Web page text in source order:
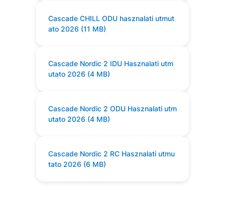
Cascade CHILL ODU hasznalati utmut
ato 2026 (11 MB)
Cascade Nordic 2 IDU Hasznalati utm
utato 2026 (4 MB)
Cascade Nordic 2 ODU Hasznalati utm
utato 2026 (4 MB)
Cascade Nordic 2 RC Hasznalati utmu
tato 2026 (6 MB)